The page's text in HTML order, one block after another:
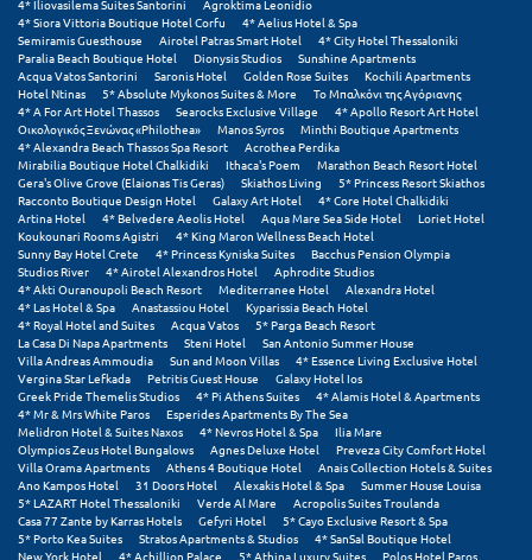
4* Iliovasilema Suites Santorini
Agroktima Leonidio
4* Siora Vittoria Boutique Hotel Corfu
4* Aelius Hotel & Spa
Semiramis Guesthouse
Airotel Patras Smart Hotel
4* City Hotel Thessaloniki
Paralia Beach Boutique Hotel
Dionysis Studios
Sunshine Apartments
Acqua Vatos Santorini
Saronis Hotel Golden Rose Suites
Kochili Apartments
Hotel Ntinas
5* Absolute Mykonos Suites & More
Το Μπαλκόνι της Αγόριανης
4* A For Art Hotel Thassos
Searocks Exclusive Village
4* Apollo Resort Art Hotel
Οικολογικός Ξενώνας «Philothea»
Manos Syros
Minthi Boutique Apartments
4* Alexandra Beach Thassos Spa Resort
Acrothea Perdika
Mirabilia Boutique Hotel Chalkidiki
Ithaca's Poem
Marathon Beach Resort Hotel
Gera's Olive Grove (Elaionas Tis Geras)
Skiathos Living
5* Princess Resort Skiathos
Racconto Boutique Design Hotel
Galaxy Art Hotel
4* Core Hotel Chalkidiki
Artina Hotel
4* Belvedere Aeolis Hotel Aqua Mare Sea Side Hotel
Loriet Hotel
Koukounari Rooms Agistri
4* King Maron Wellness Beach Hotel
Sunny Bay Hotel Crete
4* Princess Kyniska Suites
Bacchus Pension Olympia
Studios River
4* Airotel Alexandros Hotel
Aphrodite Studios
4* Akti Ouranoupoli Beach Resort
Mediterranee Hotel
Alexandra Hotel
4* Las Hotel & Spa
Anastassiou Hotel
Kyparissia Beach Hotel
4* Royal Hotel and Suites
Acqua Vatos
5* Parga Beach Resort
La Casa Di Napa Apartments
Steni Hotel
San Antonio Summer House
Villa Andreas Ammoudia
Sun and Moon Villas
4* Essence Living Exclusive Hotel
Vergina Star Lefkada
Petritis Guest House
Galaxy Hotel Ios
Greek Pride Themelis Studios
4* Pi Athens Suites
4* Alamis Hotel & Apartments
4* Mr & Mrs White Paros
Esperides Apartments By The Sea
Melidron Hotel & Suites Naxos
4* Nevros Hotel & Spa
Ilia Mare
Olympios Zeus Hotel Bungalows
Agnes Deluxe Hotel
Preveza City Comfort Hotel
Villa Orama Apartments
Athens 4 Boutique Hotel
Anais Collection Hotels & Suites
Ano Kampos Hotel
31 Doors Hotel Alexakis Hotel & Spa
Summer House Louisa
5* LAZART Hotel Thessaloniki
Verde Al Mare
Acropolis Suites Troulanda
Casa 77 Zante by Karras Hotels
Gefyri Hotel
5* Cayo Exclusive Resort & Spa
5* Porto Kea Suites
Stratos Apartments & Studios
4* SanSal Boutique Hotel
New York Hotel
4* Achillion Palace 5* Athina Luxury Suites
Polos Hotel Paros